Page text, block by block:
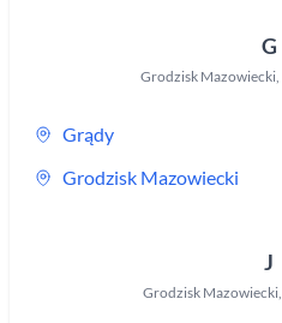
G
Grodzisk Mazowiecki,
Grądy
Grodzisk Mazowiecki
J
Grodzisk Mazowiecki,